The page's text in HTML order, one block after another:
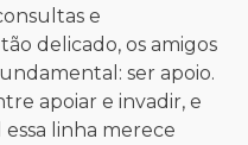
e
delicado, os amigos
ser apoio.
apoiar e invadir, e
linha merece